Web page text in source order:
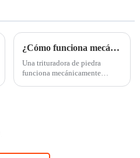
¿Cómo funciona mecánicamente una trituradora de piedra?
Una trituradora de piedra
funciona mecánicamente